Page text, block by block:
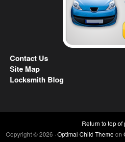
Contact Us
Site Map
Locksmith Blog
Return to top of
Copyright © 2026 ·Optimal Child Themeon